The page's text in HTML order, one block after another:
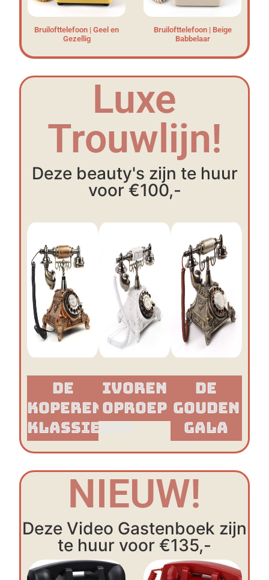
Bruilofttelefoon | Geel en
Gezellig
Bruilofttelefoon | Beige
Babbelaar
Luxe
Trouwlijn!
Deze beauty's zijn te huur
voor €100,-
De
Koperen
Klassieker​
Ivoren
Oproep
De
Gouden
Gala
NIEUW!
Deze Video Gastenboek zijn
te huur voor €135,-